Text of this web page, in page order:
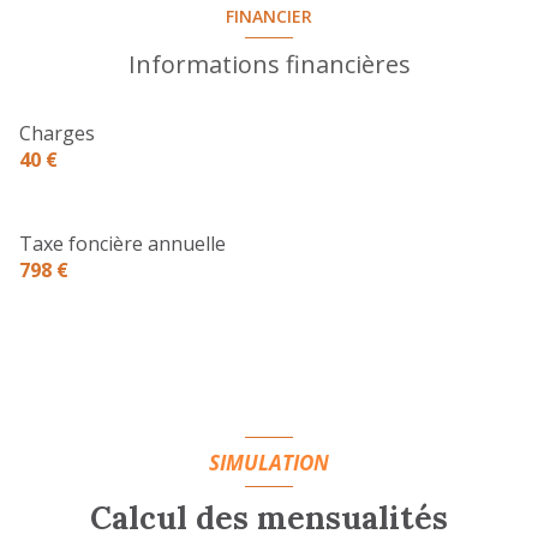
FINANCIER
Informations financières
Charges
40 €
Taxe foncière annuelle
798 €
SIMULATION
Calcul des mensualités